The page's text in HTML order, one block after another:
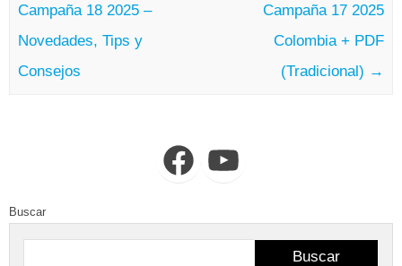
Campaña 18 2025 –
Novedades, Tips y
Consejos
Campaña 17 2025
Colombia + PDF
(Tradicional) →
FacebookYouTube
Buscar
Buscar